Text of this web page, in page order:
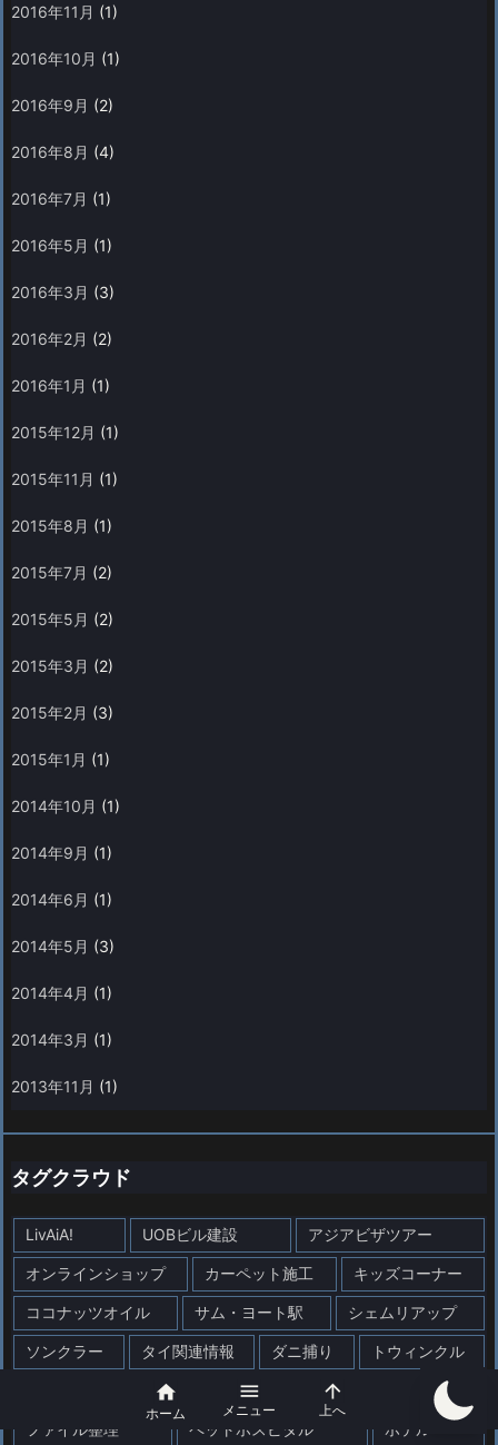
2016年11月 (1)
2016年10月 (1)
2016年9月 (2)
2016年8月 (4)
2016年7月 (1)
2016年5月 (1)
2016年3月 (3)
2016年2月 (2)
2016年1月 (1)
2015年12月 (1)
2015年11月 (1)
2015年8月 (1)
2015年7月 (2)
2015年5月 (2)
2015年3月 (2)
2015年2月 (3)
2015年1月 (1)
2014年10月 (1)
2014年9月 (1)
2014年6月 (1)
2014年5月 (3)
2014年4月 (1)
2014年3月 (1)
2013年11月 (1)
タグクラウド
LivAiA! UOBビル建設 アジアビザツアー
オンラインショップ カーペット施工 キッズコーナー
ココナッツオイル サム・ヨート駅 シェムリアップ
ソンクラー タイ関連情報 ダニ捕り トウィンクル
ネットワークトラブル バザー ビジネスビザ
ファイル整理 ペットホスピタル ホテル

ホーム

メニュー

上へ